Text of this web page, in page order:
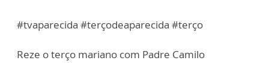
#tvaparecida #terçodeaparecida #terço
Reze o terço mariano com Padre Camilo